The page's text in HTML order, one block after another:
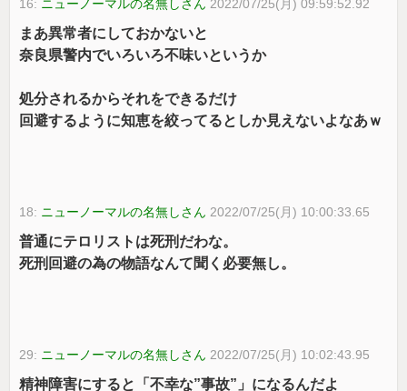
16: ニューノーマルの名無しさん 2022/07/25(月) 09:59:52.92
まあ異常者にしておかないと
奈良県警内でいろいろ不味いというか
処分されるからそれをできるだけ
回避するように知恵を絞ってるとしか見えないよなあｗ
18: ニューノーマルの名無しさん 2022/07/25(月) 10:00:33.65
普通にテロリストは死刑だわな。
死刑回避の為の物語なんて聞く必要無し。
29: ニューノーマルの名無しさん 2022/07/25(月) 10:02:43.95
精神障害にすると「不幸な”事故”」になるんだよ